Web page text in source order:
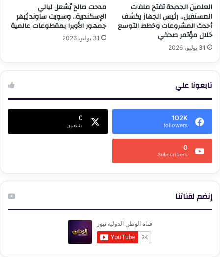
العلمين الجديدة تفتح ملفات
المستقبل.. رئيس الجهاز يكشف
أحدث المشروعات وخطط التوسع
خلال مؤتمر صحفي
31 يوليو، 2026
مدحت صالح يُشعل ليالي
الإسكندرية.. وسويت ساوند يُبهر
جمهور الأوبرا بمقطوعات عالمية
31 يوليو، 2026
تابعونا علي
102K
followers
0
متابعون
0
Subscribers
إنضم لقناتنا